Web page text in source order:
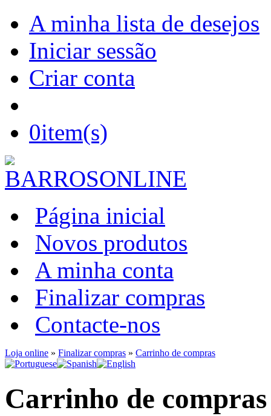
A minha lista de desejos
Iniciar sessão
Criar conta
0item(s)
Página inicial
Novos produtos
A minha conta
Finalizar compras
Contacte-nos
Loja online » Finalizar compras » Carrinho de compras
Carrinho de compras